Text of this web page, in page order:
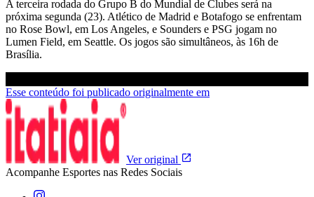
A terceira rodada do Grupo B do Mundial de Clubes será na
próxima segunda (23). Atlético de Madrid e Botafogo se enfrentam
no Rose Bowl, em Los Angeles, e Sounders e PSG jogam no
Lumen Field, em Seattle. Os jogos são simultâneos, às 16h de
Brasília.
Esse conteúdo foi publicado originalmente em
Ver original
Acompanhe Esportes nas Redes Sociais